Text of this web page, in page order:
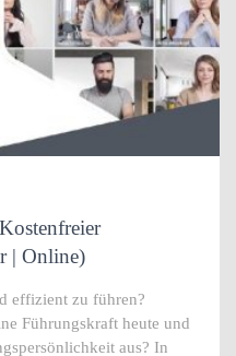
| Online)
effizient zu führen?
Führungskraft heute und
aus? In